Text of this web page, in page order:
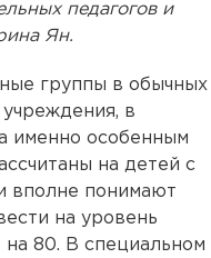
педагогов и
Ян.
группы в обычных
в
именно особенным
на детей с
вполне понимают
на уровень
80. В специальном